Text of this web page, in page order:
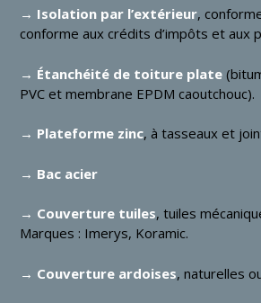
→ Isolation par l’extérieur,
conforme aux crédits d’impôts et aux
→ Étanchéité de toiture plate
PVC et membrane EPDM caoutchouc).
→ Plateforme zinc, à tasseaux et
→ Bac acier
→ Couverture tuiles, tuiles
Marques : Imerys, Koramic.
→ Couverture ardoises, naturelles